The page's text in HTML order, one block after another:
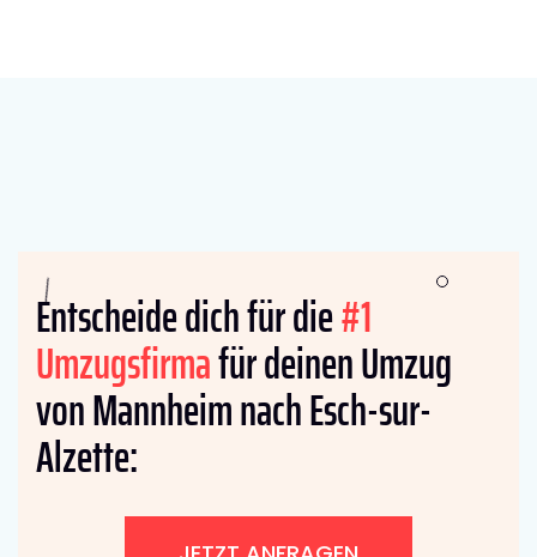
Entscheide dich für die#1
Umzugsfirmafür deinen Umzug
von Mannheim nach Esch-sur-
Alzette: